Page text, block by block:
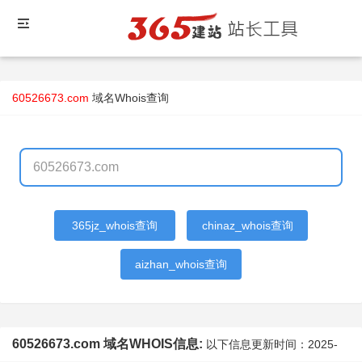
60526673.com 域名Whois查询
365jz_whois查询 chinaz_whois查询
aizhan_whois查询
60526673.com 域名WHOIS信息: 以下信息更新时间： 2025-